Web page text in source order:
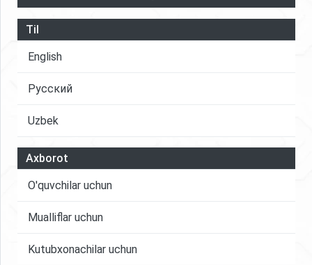
Til
English
Русский
Uzbek
Axborot
O'quvchilar uchun
Mualliflar uchun
Kutubxonachilar uchun